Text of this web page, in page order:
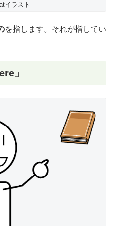
イラスト
を指します。それが指してい
」